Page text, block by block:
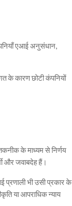
एआई अनुसंधान,
के कारण छोटी कंपनियों
के माध्यम से निर्णय
और जवाबदेह हैं।
प्रणाली भी उसी प्रकार के
या आपराधिक न्याय